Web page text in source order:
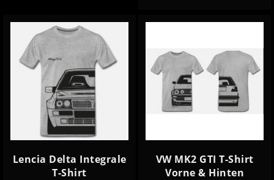
Lencia Delta Integrale
T-Shirt
VW MK2 GTI T-Shirt
Vorne & Hinten